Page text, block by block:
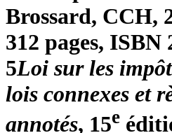
Brossard, CCH,
312 pages, ISBN
5Loi sur les
lois connexes et
annotés, 15e